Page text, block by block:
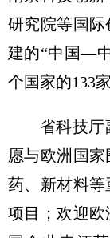
研究院等国
建的“中国—
个国家的133
省科技厅
愿与欧洲国
药、新材料
项目；欢迎